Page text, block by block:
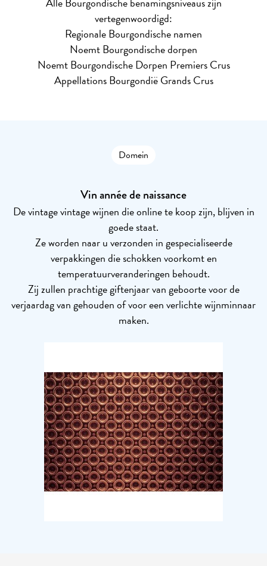
vertegenwoordigd:
Regionale Bourgondische namen
Noemt Bourgondische dorpen
Noemt Bourgondische Dorpen Premiers Crus
Appellations Bourgondië Grands Crus
Domein
Vin année de naissance
De vintage vintage wijnen die online te koop zijn, blijven in
goede staat.
Ze worden naar u verzonden in gespecialiseerde
verpakkingen die schokken voorkomt en
temperatuurveranderingen behoudt.
Zij zullen prachtige giftenjaar van geboorte voor de
verjaardag van gehouden of voor een verlichte wijnminnaar
maken.